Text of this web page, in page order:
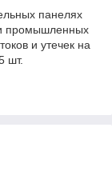
панелях
промышленных
и утечек на
шт.